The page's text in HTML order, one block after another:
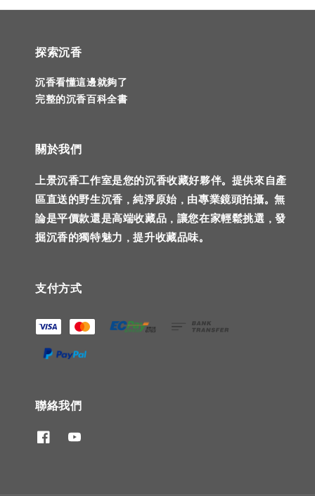
探索沉香
沉香看懂這邊就夠了
完整的沉香百科全書
關於我們
上景沉香工作室是您的沉香收藏好夥伴。提供來自產
區直送的野生沉香，純淨原始，由專業鏡頭拍攝。無
論是平價款還是高端收藏品，讓您在家輕鬆挑選，發
掘沉香的獨特魅力，提升收藏品味。
支付方式
聯絡我們